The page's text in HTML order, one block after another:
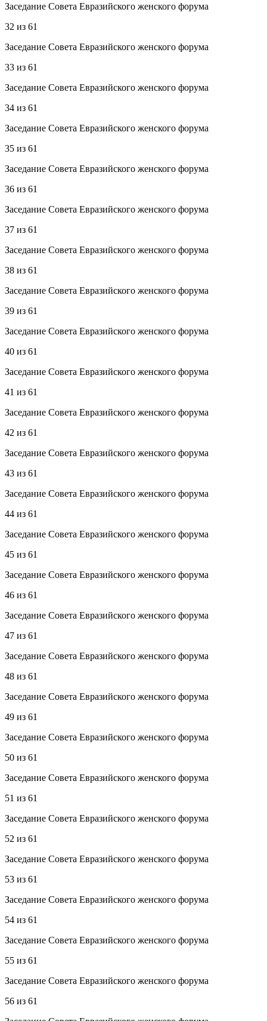
Заседание Совета Евразийского женского форума
32 из 61
Заседание Совета Евразийского женского форума
33 из 61
Заседание Совета Евразийского женского форума
34 из 61
Заседание Совета Евразийского женского форума
35 из 61
Заседание Совета Евразийского женского форума
36 из 61
Заседание Совета Евразийского женского форума
37 из 61
Заседание Совета Евразийского женского форума
38 из 61
Заседание Совета Евразийского женского форума
39 из 61
Заседание Совета Евразийского женского форума
40 из 61
Заседание Совета Евразийского женского форума
41 из 61
Заседание Совета Евразийского женского форума
42 из 61
Заседание Совета Евразийского женского форума
43 из 61
Заседание Совета Евразийского женского форума
44 из 61
Заседание Совета Евразийского женского форума
45 из 61
Заседание Совета Евразийского женского форума
46 из 61
Заседание Совета Евразийского женского форума
47 из 61
Заседание Совета Евразийского женского форума
48 из 61
Заседание Совета Евразийского женского форума
49 из 61
Заседание Совета Евразийского женского форума
50 из 61
Заседание Совета Евразийского женского форума
51 из 61
Заседание Совета Евразийского женского форума
52 из 61
Заседание Совета Евразийского женского форума
53 из 61
Заседание Совета Евразийского женского форума
54 из 61
Заседание Совета Евразийского женского форума
55 из 61
Заседание Совета Евразийского женского форума
56 из 61